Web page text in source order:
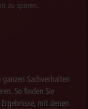
zu sparen.
Sachverhalten
So finden Sie
mit denen